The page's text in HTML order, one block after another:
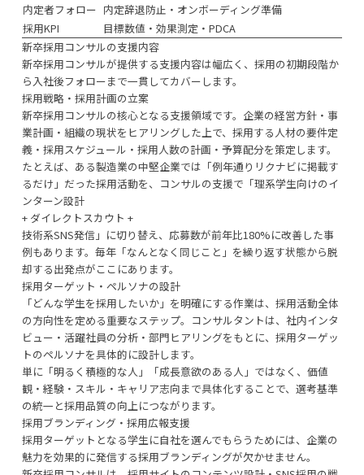
内定者フォロー 内定辞退防止・オンボーディング準備
採用KPI
目標数値・効果測定・PDCA
新卒採用コンサルの支援内容
新卒採用コンサルが提供する支援内容は幅広く、採用の初期段階か
ら入社後フォローまで一貫してカバーします。
採用戦略・採用計画の立案
新卒採用コンサルの核心となる支援領域です。企業の経営方針・事
業計画・組織の現状をヒアリングした上で、採用する人材の要件定
義・採用スケジュール・採用人数の計画・予算配分を策定します。
たとえば、ある製造業の中堅企業では「例年通りリクナビに掲載す
るだけ」だった採用活動を、コンサルの支援で「理系学生向けのイ
ンターン設計
+ ダイレクトスカウト +
技術系SNS発信」に切り替え、応募数が前年比180%に改善した事
例もあります。毎年「なんとなく同じこと」を繰り返す状態から脱
却する出発点がここにあります。
採用ターゲット・ペルソナの設計
「どんな学生を採用したいか」を明確にする作業は、採用活動全体
の方向性を定める重要なステップ。コンサルタントは、社内インタ
ビュー・活躍社員の分析・部門ヒアリングをもとに、採用ターゲッ
トのペルソナを具体的に設計します。
単に「明るく積極的な人」「成長意欲のある人」ではなく、価値
観・経験・スキル・キャリア志向まで具体化することで、選考基準
の統一と採用品質の向上につながります。
採用ブランディング・採用広報支援
採用ターゲットとなる学生に自社を選んでもらうためには、企業の
魅力を効果的に発信する採用ブランディングが欠かせません。